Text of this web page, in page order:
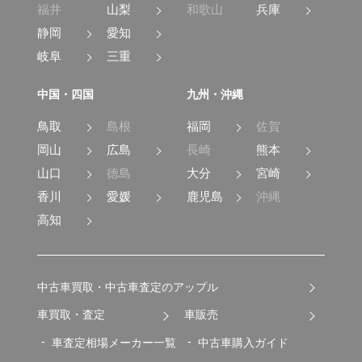
福井
山梨
静岡
愛知
岐阜
三重
和歌山
兵庫
中国・四国
鳥取
島根
岡山
広島
山口
徳島
香川
愛媛
高知
九州・沖縄
福岡
佐賀
長崎
熊本
大分
宮崎
鹿児島
沖縄
中古車買取・中古車査定のアップル
車買取・査定
車査定相場メーカー一覧
車販売
中古車購入ガイド